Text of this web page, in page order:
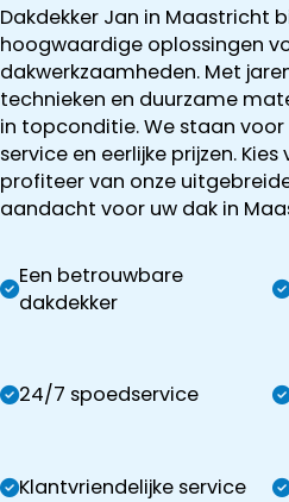
Dakdekker Jan in Maastricht
hoogwaardige oplossingen
dakwerkzaamheden. Met
technieken en duurzame
in topconditie. We staan
service en eerlijke prijzen.
profiteer van onze
aandacht voor uw dak in
Een betrouwbare
dakdekker
24/7 spoedservice
Klantvriendelijke service